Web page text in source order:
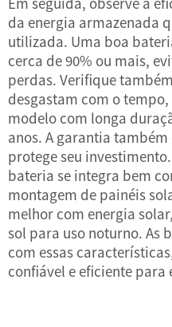
da energia armazenada
utilizada. Uma boa
cerca de 90% ou mais,
perdas. Verifique
desgastam com o
modelo com longa
anos. A garantia
protege seu
bateria se integra bem
montagem de painéis
melhor com energia
sol para uso noturno. As
com essas
confiável e eficiente